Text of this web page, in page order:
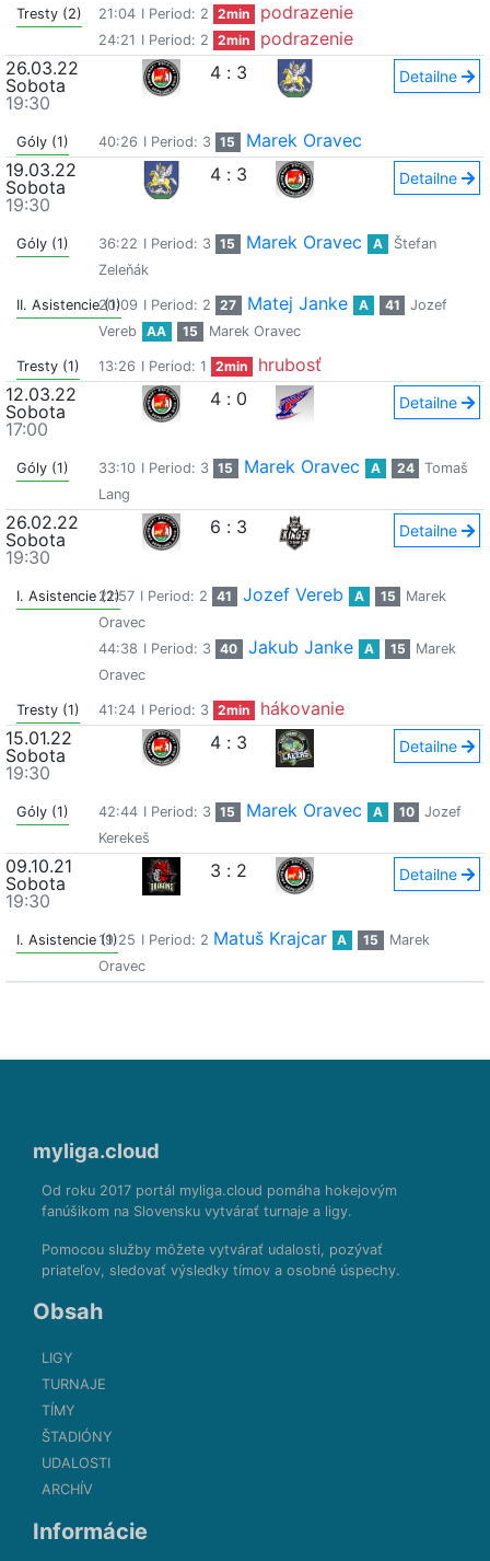
Tresty (2) 21:04 I Period: 2 2min podrazenie
24:21 I Period: 2 2min
podrazenie
26.03.22
Sobota
19:30
4 : 3 Detailne
Góly (1) 40:26 I Period: 3 15
Marek Oravec
19.03.22
Sobota
19:30
4 : 3 Detailne
Góly (1) 36:22 I Period: 3 15 Marek Oravec A
Štefan
Zeleňák
II. Asistencie (1)
20:09 I Period: 2 27 Matej Janke A 41
Jozef
Vereb
AA 15 Marek Oravec
Tresty (1) 13:26 I Period: 1 2min
hrubosť
12.03.22
Sobota
17:00
4 : 0 Detailne
Góly (1) 33:10 I Period: 3 15 Marek Oravec A 24
Tomaš
Lang
26.02.22
Sobota
19:30
6 : 3 Detailne
I. Asistencie (2)
21:57 I Period: 2 41 Jozef Vereb A 15
Marek
Oravec
44:38 I Period: 3 40 Jakub Janke A 15
Marek
Oravec
Tresty (1) 41:24 I Period: 3 2min
hákovanie
15.01.22
Sobota
19:30
4 : 3 Detailne
Góly (1) 42:44 I Period: 3 15 Marek Oravec A 10
Jozef
Kerekeš
09.10.21
Sobota
19:30
3 : 2 Detailne
I. Asistencie (1)19:25 I Period: 2 Matuš Krajcar A 15
Marek
Oravec
myliga.cloud
Od roku 2017 portál myliga.cloud pomáha hokejovým
fanúšikom na Slovensku vytvárať turnaje a ligy.
Pomocou služby môžete vytvárať udalosti, pozývať
priateľov, sledovať výsledky tímov a osobné úspechy.
Obsah
LIGY
TURNAJE
TÍMY
ŠTADIÓNY
UDALOSTI
ARCHÍV
Informácie